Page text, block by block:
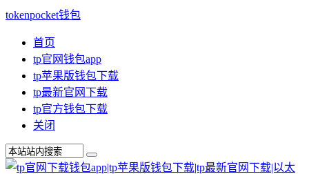
tokenpocket钱包
首页
tp官网钱包app
tp苹果版钱包下载
tp最新官网下载
tp官方钱包下载
关闭